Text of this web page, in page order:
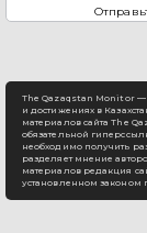
The Qazaqstan Monitor —
и достижениях в
материалов сайта The
обязательной
необходимо получить
разделяет мнение
материалов редакция
установленном законом